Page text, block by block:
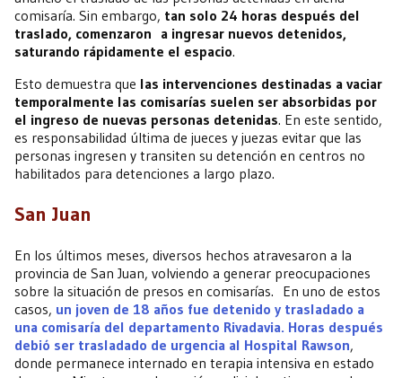
comisaría. Sin embargo, tan solo 24 horas después del
traslado, comenzaron a ingresar nuevos detenidos,
saturando rápidamente el espacio.
Esto demuestra que las intervenciones destinadas a vaciar
temporalmente las comisarías suelen ser absorbidas por
el ingreso de nuevas personas detenidas. En este sentido,
es responsabilidad última de jueces y juezas evitar que las
personas ingresen y transiten su detención en centros no
habilitados para detenciones a largo plazo.
San Juan
En los últimos meses, diversos hechos atravesaron a la
provincia de San Juan, volviendo a generar preocupaciones
sobre la situación de presos en comisarías. En uno de estos
casos, un joven de 18 años fue detenido y trasladado a
una comisaría del departamento Rivadavia. Horas después
debió ser trasladado de urgencia al Hospital Rawson,
donde permanece internado en terapia intensiva en estado